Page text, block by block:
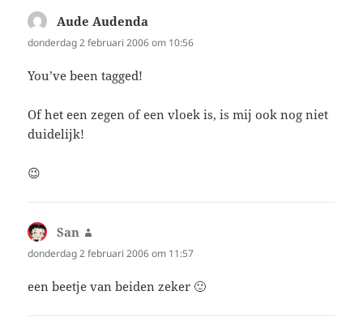
Aude Audenda
donderdag 2 februari 2006 om 10:56
You’ve been tagged!
Of het een zegen of een vloek is, is mij ook nog niet
duidelijk!
😉
San
donderdag 2 februari 2006 om 11:57
een beetje van beiden zeker 🙂